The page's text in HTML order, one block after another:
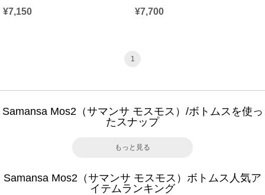
¥7,150 ¥7,700
1
Samansa Mos2（サマンサ モスモス）/ボトムスを使っ
たスナップ
もっと見る
Samansa Mos2（サマンサ モスモス）ボトムス人気ア
イテムランキング